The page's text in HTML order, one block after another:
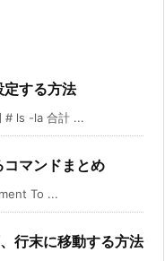
定する方法
# ls -la 合計 ...
マンドまとめ
To ...
行末に移動する方法